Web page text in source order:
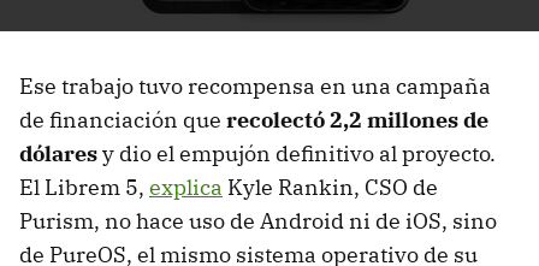
Ese trabajo tuvo recompensa en una campaña
de financiación que recolectó 2,2 millones de
dólaresy dio el empujón definitivo al proyecto.
El Librem 5, explica Kyle Rankin, CSO de
Purism, no hace uso de Android ni de iOS, sino
de PureOS, el mismo sistema operativo de su